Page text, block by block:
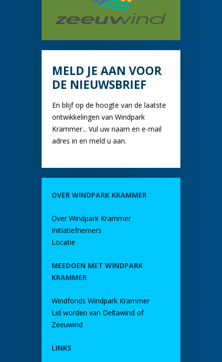
MELD JE AAN VOOR
DE NIEUWSBRIEF
En blijf op de hoogte van de laatste
ontwikkelingen van Windpark
Krammer... Vul uw naam en e-mail
adres in en meld u aan.
OVER WINDPARK KRAMMER
Over Windpark Krammer
Initiatiefnemers
Locatie
MEEDOEN MET WINDPARK
KRAMMER
Windfonds Windpark Krammer
Lid worden van Deltawind of
Zeeuwind
LINKS